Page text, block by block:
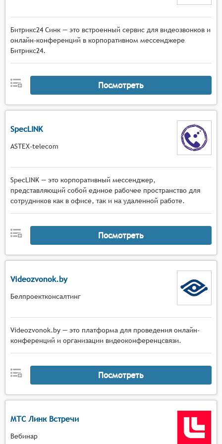
Битрикс24 Синк — это встроенный сервис для видеозвонков и
онлайн-конференций в корпоративном мессенджере
Битрикс24.
Посмотреть
SpecLINK
ASTEX-telecom
SpecLINK — это корпоративный мессенджер,
представляющий собой единое рабочее пространство для
сотрудников как в офисе, так и на удаленной работе.
Посмотреть
Videozvonok.by
Белпроектконсалтинг
Videozvonok.by — это платформа для проведения онлайн-
конференций и организации видеоконференцсвязи.
Посмотреть
МТС Линк Встречи
Вебинар